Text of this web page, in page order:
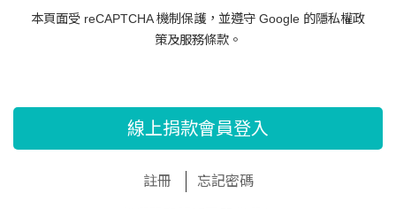
本頁面受 reCAPTCHA 機制保護，並遵守 Google 的隱私權政
策及服務條款 。
線上捐款會員登入
註冊 忘記密碼